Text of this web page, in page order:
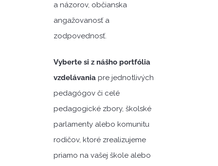
a názorov, občianska
angažovanosť a
zodpovednosť.
Vyberte si z nášho portfólia
vzdelávania pre jednotlivých
pedagógov či celé
pedagogické zbory, školské
parlamenty alebo komunitu
rodičov, ktoré zrealizujeme
priamo na vašej škole alebo